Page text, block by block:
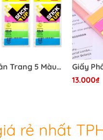
Giấy Phân Trang 5 Màu DELI Ea10402
13.000₫
rẻ nhất